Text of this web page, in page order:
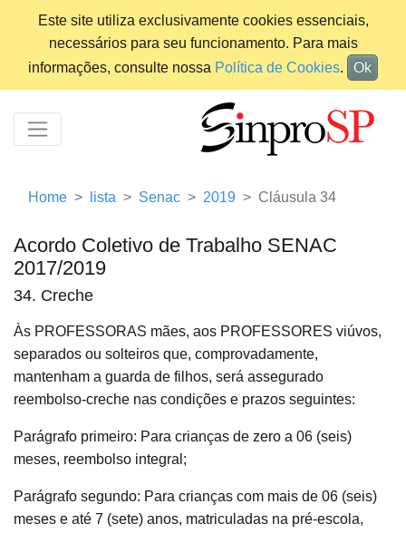
Este site utiliza exclusivamente cookies essenciais,
necessários para seu funcionamento. Para mais
informações, consulte nossa Política de Cookies. Ok
Home lista Senac 2019 Cláusula 34
Acordo Coletivo de Trabalho SENAC
2017/2019
34. Creche
Às PROFESSORAS mães, aos PROFESSORES viúvos,
separados ou solteiros que, comprovadamente,
mantenham a guarda de filhos, será assegurado
reembolso-creche nas condições e prazos seguintes:
Parágrafo primeiro: Para crianças de zero a 06 (seis)
meses, reembolso integral;
Parágrafo segundo: Para crianças com mais de 06 (seis)
meses e até 7 (sete) anos, matriculadas na pré-escola,